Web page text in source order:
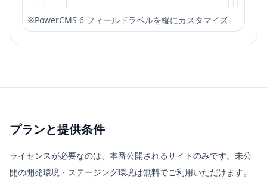
※PowerCMS 6 フィールドラベルを縦にカスタマイズ
プランと提供条件
ライセンスが必要なのは、本番公開されるサイトのみです。未公
開の開発環境・ステージング環境は無料でご利用いただけます。